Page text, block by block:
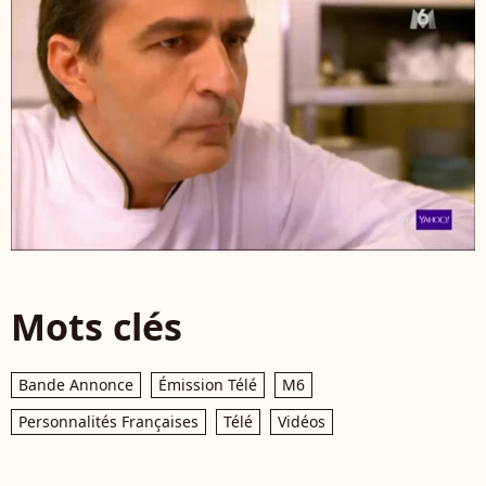
Mots clés
Bande Annonce Émission Télé
M6
Personnalités Françaises
Télé Vidéos